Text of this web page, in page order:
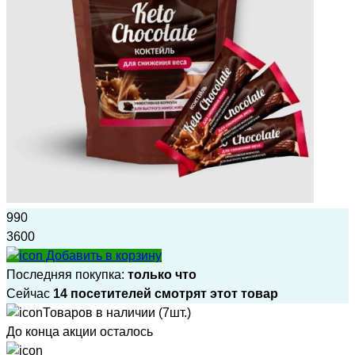
990
3600
Добавить в корзину
Последняя покупка: только что
Сейчас 14 посетителей смотрят этот товар
Товаров в наличии (7шт.)
До конца акции осталось